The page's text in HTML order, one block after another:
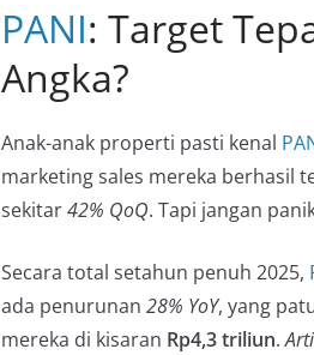
PANI: Target
Angka?
Anak-anak properti pasti kenal
marketing sales mereka berhasil
sekitar42% QoQ. Tapi jangan
Secara total setahun penuh 2025,
ada penurunan 28% YoY, yang
mereka di kisaran Rp4,3 triliun.